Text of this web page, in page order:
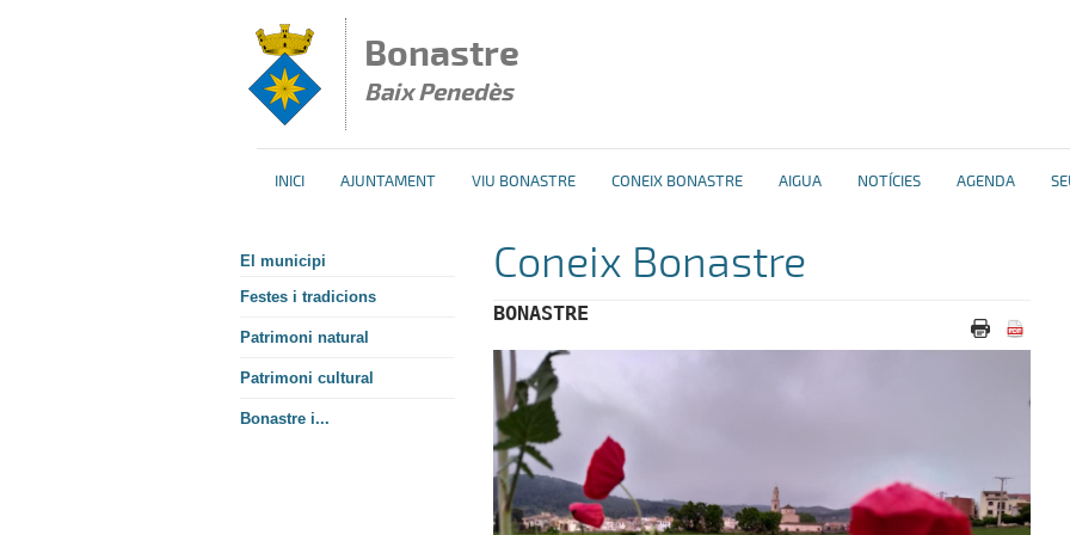
Bonastre
Baix Penedès
INICI AJUNTAMENT VIU BONASTRE CONEIX BONASTRE AIGUA NOTÍCIES AGENDA
El municipi
Festes i tradicions
Patrimoni natural
Patrimoni cultural
Bonastre i...
Coneix Bonastre
BONASTRE